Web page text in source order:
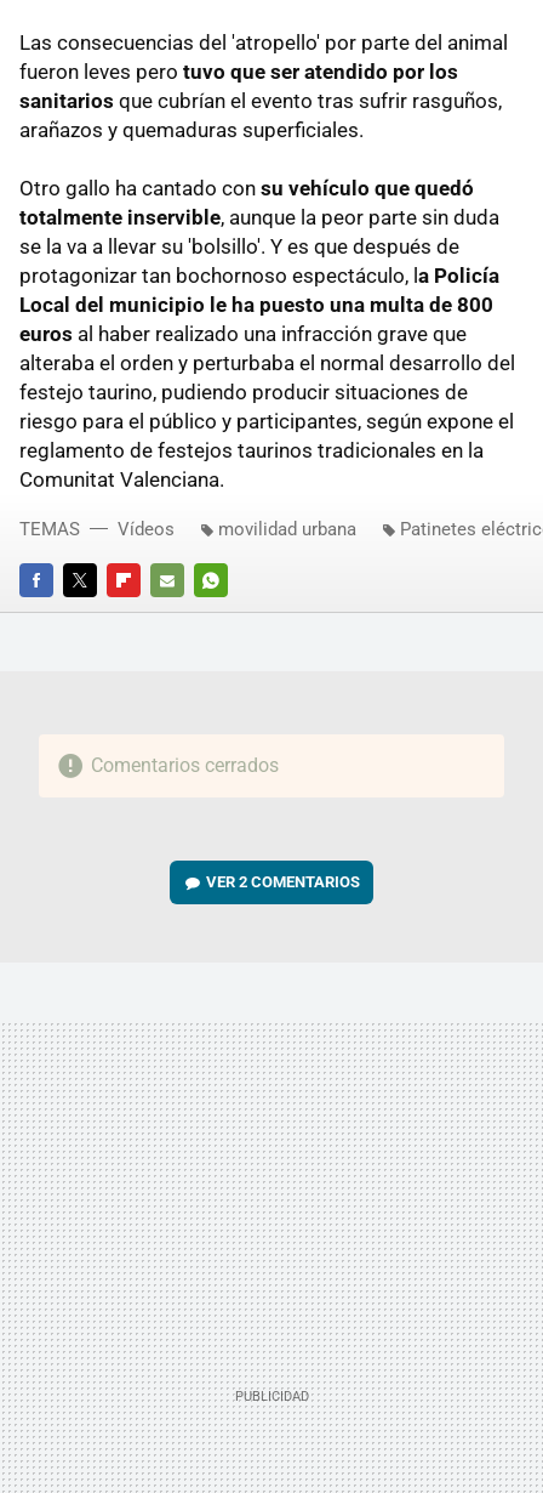
Las consecuencias del 'atropello' por parte del animal
fueron leves pero tuvo que ser atendido por los
sanitarios que cubrían el evento tras sufrir rasguños,
arañazos y quemaduras superficiales.
Otro gallo ha cantado con su vehículo que quedó
totalmente inservible, aunque la peor parte sin duda
se la va a llevar su 'bolsillo'. Y es que después de
protagonizar tan bochornoso espectáculo, l a Policía
Local del municipio le ha puesto una multa de 800
euros al haber realizado una infracción grave que
alteraba el orden y perturbaba el normal desarrollo del
festejo taurino, pudiendo producir situaciones de
riesgo para el público y participantes, según expone el
reglamento de festejos taurinos tradicionales en la
Comunitat Valenciana.
FACEBOOKTWITTERFLIPBOARD
E-
WHATSAPP
TEMAS Vídeos movilidad urbana Patinetes
Comentarios cerrados
VER2 COMENTARIOS